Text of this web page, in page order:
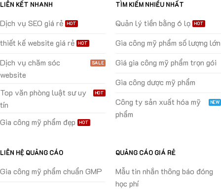
LIÊN KẾT NHANH
Dịch vụ SEO giá rẻ
thiết kế website giá rẻ
Dịch vụ chăm sóc
website
Top văn phòng luật sư uy
tín
Gia công mỹ phẩm đẹp
TÌM KIẾM NHIỀU NHẤT
Quản lý tiền bằng 6 lọ
Gia công mỹ phẩm số lượng lớn
Giá gia công mỹ phẩm trọn gói
Gia công dược mỹ phẩm
Công ty sản xuất hóa mỹ
phẩm
LIÊN HỆ QUẢNG CÁO
Gia công mỹ phẩm chuẩn GMP
QUẢNG CÁO GIÁ RẺ
Mẫu tin nhắn thông báo đóng
học phí